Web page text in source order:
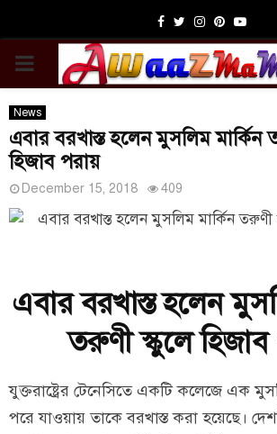
Facebook
TwitterInstagram
Pinterest
PRIMARY
MENU
News
এবার বরখাস্ত হলেন মুসলিম মার্কিন
হিজাব পরায়
December 15, 2018 409
এবার বরখাস্ত হলেন
তরুণী স্কুলে
যুক্তরাষ্ট্রের টেনেসিতে একটি কলেজে এক
পরে যাওয়ায় তাকে বরখাস্ত করা হয়েছে।